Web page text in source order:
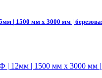
| 1500 мм х 3000 мм |